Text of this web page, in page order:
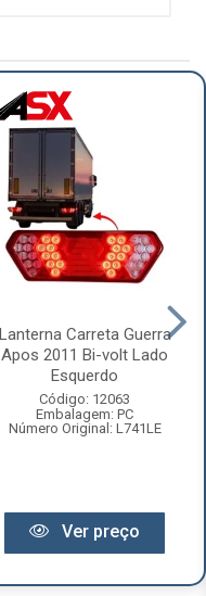
Lanterna Carreta Guerra
Apos 2011 Bi-volt Lado
Esquerdo
Código: 12063
Embalagem: PC
Número Original: L741LE
Ver preço